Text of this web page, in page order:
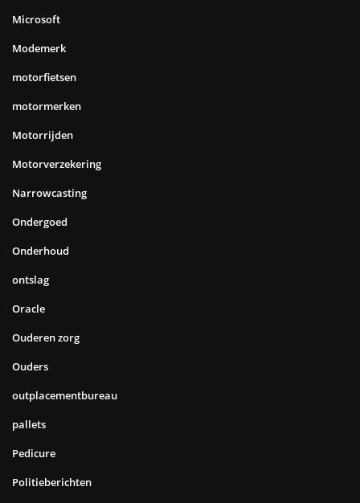
Microsoft
Modemerk
motorfietsen
motormerken
Motorrijden
Motorverzekering
Narrowcasting
Ondergoed
Onderhoud
ontslag
Oracle
Ouderen zorg
Ouders
outplacementbureau
pallets
Pedicure
Politieberichten